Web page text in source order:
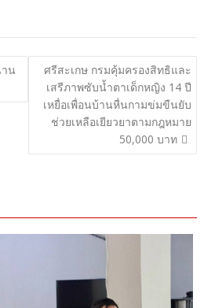
น
ศรีสะเกษ กรมคุ้มครองสิทธิและ
เสรีภาพซับน้ำตาเด็กหญิง 14 ปี
เหยื่อเพื่อนบ้านหื่นกามข่มขืนยับ
ช่วยเหลือเยียวยาตามกฎหมาย
50,000 บาท